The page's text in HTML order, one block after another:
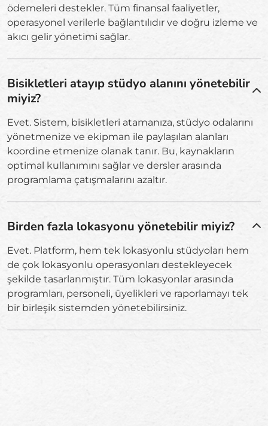
ödemeleri destekler. Tüm finansal faaliyetler,
operasyonel verilerle bağlantılıdır ve doğru izleme ve
akıcı gelir yönetimi sağlar.
Bisikletleri atayıp stüdyo alanını yönetebilir
miyiz?
Evet. Sistem, bisikletleri atamanıza, stüdyo odalarını
yönetmenize ve ekipman ile paylaşılan alanları
koordine etmenize olanak tanır. Bu, kaynakların
optimal kullanımını sağlar ve dersler arasında
programlama çatışmalarını azaltır.
Birden fazla lokasyonu yönetebilir miyiz?
Evet. Platform, hem tek lokasyonlu stüdyoları hem
de çok lokasyonlu operasyonları destekleyecek
şekilde tasarlanmıştır. Tüm lokasyonlar arasında
programları, personeli, üyelikleri ve raporlamayı tek
bir birleşik sistemden yönetebilirsiniz.